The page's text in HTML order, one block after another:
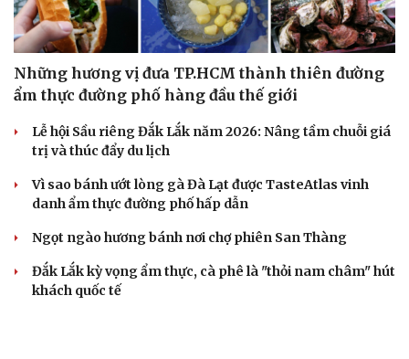
Những hương vị đưa TP.HCM thành thiên đường
ẩm thực đường phố hàng đầu thế giới
Lễ hội Sầu riêng Đắk Lắk năm 2026: Nâng tầm chuỗi giá
trị và thúc đẩy du lịch
Vì sao bánh ướt lòng gà Đà Lạt được TasteAtlas vinh
danh ẩm thực đường phố hấp dẫn
Ngọt ngào hương bánh nơi chợ phiên San Thàng
Đắk Lắk kỳ vọng ẩm thực, cà phê là "thỏi nam châm" hút
khách quốc tế